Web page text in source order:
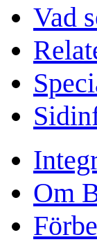
Vad
Om